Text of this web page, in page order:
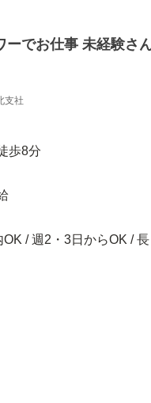
ーでお仕事 未経験さ
支社
歩8分
/ 週2・3日からOK / 長